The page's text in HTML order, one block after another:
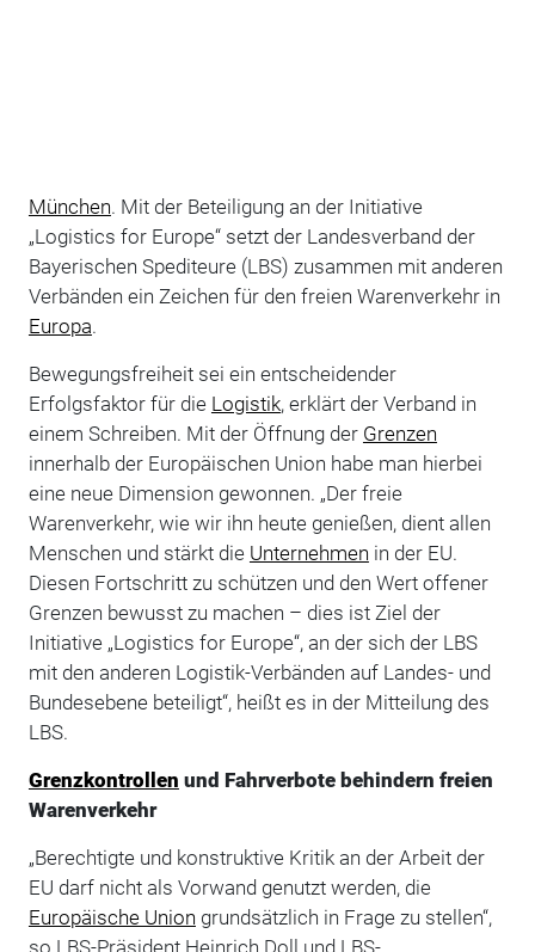
München. Mit der Beteiligung an der Initiative
„Logistics for Europe“ setzt der Landesverband der
Bayerischen Spediteure (LBS) zusammen mit anderen
Verbänden ein Zeichen für den freien Warenverkehr in
Europa.
Bewegungsfreiheit sei ein entscheidender
Erfolgsfaktor für die Logistik, erklärt der Verband in
einem Schreiben. Mit der Öffnung der Grenzen
innerhalb der Europäischen Union habe man hierbei
eine neue Dimension gewonnen. „Der freie
Warenverkehr, wie wir ihn heute genießen, dient allen
Menschen und stärkt die Unternehmen in der EU.
Diesen Fortschritt zu schützen und den Wert offener
Grenzen bewusst zu machen – dies ist Ziel der
Initiative „Logistics for Europe“, an der sich der LBS
mit den anderen Logistik-Verbänden auf Landes- und
Bundesebene beteiligt“, heißt es in der Mitteilung des
LBS.
Grenzkontrollen und Fahrverbote behindern freien
Warenverkehr
„Berechtigte und konstruktive Kritik an der Arbeit der
EU darf nicht als Vorwand genutzt werden, die
Europäische Union grundsätzlich in Frage zu stellen“,
so LBS-Präsident Heinrich Doll und LBS-